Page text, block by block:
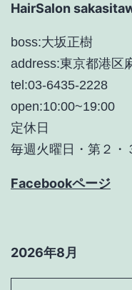
HairSalon
boss:大坂正樹
address:東京都港区
tel:03-6435-2228
open:10:00~19:00
定休日
毎週火曜日・第２・
Facebookページ
2026年8月